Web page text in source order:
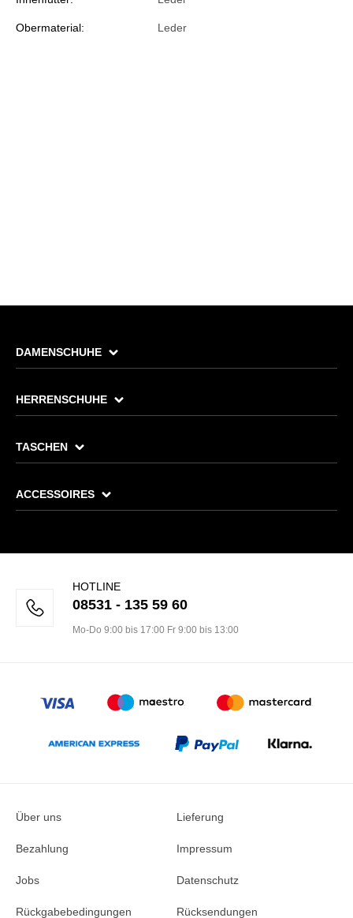
Obermaterial: Leder
DAMENSCHUHE
HERRENSCHUHE
TASCHEN
ACCESSOIRES
HOTLINE
08531 - 135 59 60
Mo-Do 9:00 bis 17:00 Fr 9:00 bis 13:00
Über uns Lieferung
Bezahlung Impressum
Jobs Datenschutz
Rückgabebedingungen Rücksendungen